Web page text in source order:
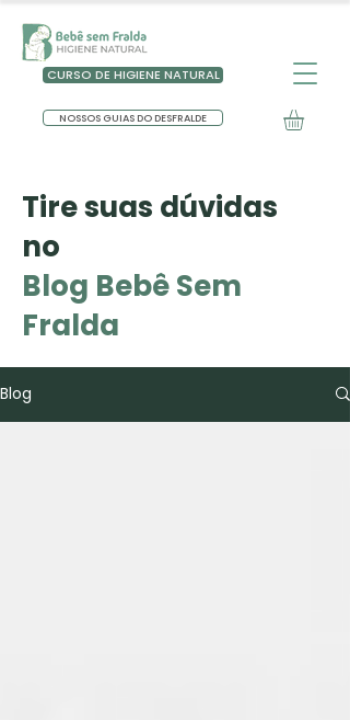
CURSO DE HIGIENE NATURAL
NOSSOS GUIAS DO DESFRALDE
Tire suas dúvidas
no
Blog Bebê Sem
Fralda
Blog